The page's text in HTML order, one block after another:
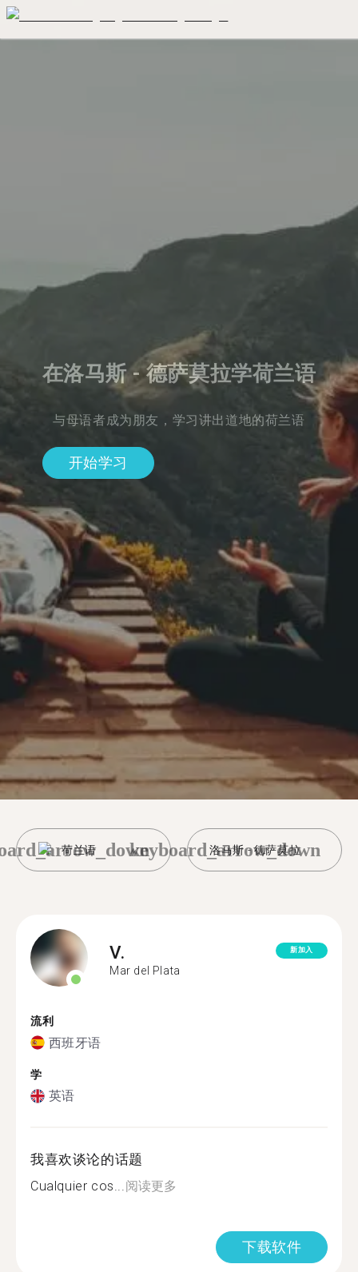
在洛马斯 - 德萨莫拉学荷兰语
与母语者成为朋友，学习讲出道地的荷兰语
开始学习
荷兰语 洛马斯 - 德萨莫拉
keyboard_arrow_down
V.
Mar del Plata
新加入
流利
西班牙语
学
英语
我喜欢谈论的话题
Cualquier cos...阅读更多
下载软件